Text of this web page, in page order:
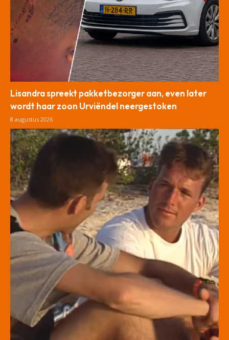
Lisandra spreekt pakketbezorger aan, even later
wordt haar zoon Urviëndel neergestoken
8 augustus 2026